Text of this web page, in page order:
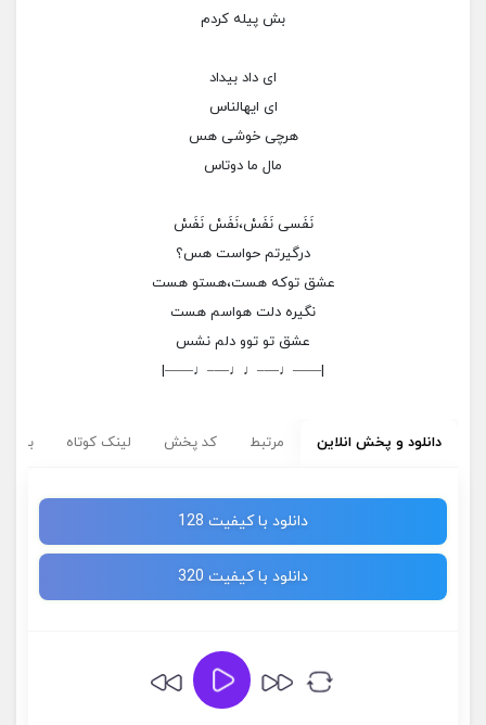
بش پیله کردم
ای داد بیداد
ای ایهالناس
هرچی خوشی هس
مال ما دوتاس
نَفَسی نَفَسْ،نَفَسْ نَفَسْ
درگیرتم حواست هس؟
عشق توکه هست،هستو هست
نگیره دلت هواسم هست
عشق تو توو دلم نشس
|——♩—–♩♩—–♩——|
دانلود و پخش انلاین مرتبط کد پخش لینک کوتاه
دانلود با کیفیت 128
دانلود با کیفیت 320